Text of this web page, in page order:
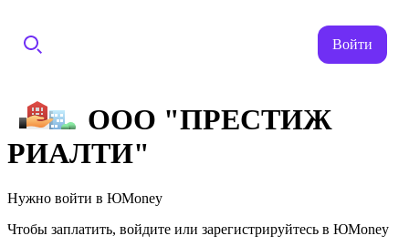
Войти
ООО "ПРЕСТИЖ
РИАЛТИ"
Нужно войти в ЮMoney
Чтобы заплатить, войдите или зарегистрируйтесь в ЮMoney